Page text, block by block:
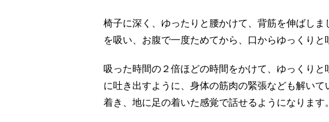
椅子に深く、ゆったりと腰かけて、背筋を伸ばし
を吸い、お腹で一度ためてから、口からゆっくりと
吸った時間の２倍ほどの時間をかけて、ゆっくり
に吐き出すように、身体の筋肉の緊張なども解い
着き、地に足の着いた感覚で話せるようになります。